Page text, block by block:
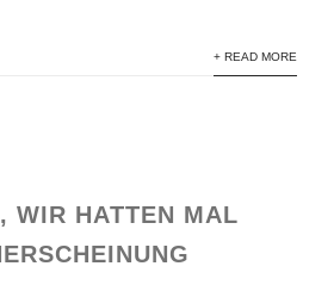
+ READ MORE
WIR HATTEN MAL